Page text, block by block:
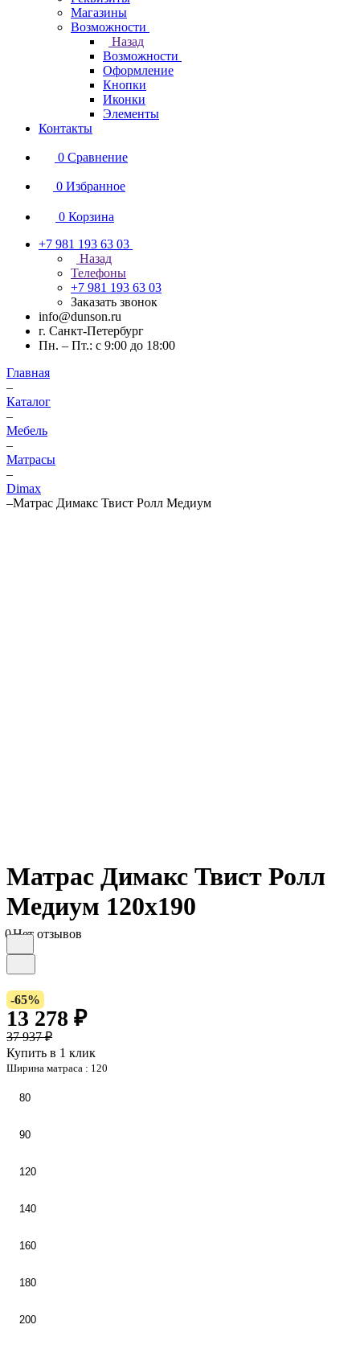
Магазины
Возможности
Назад
Возможности
Оформление
Кнопки
Иконки
Элементы
Контакты
0 Сравнение
0 Избранное
0 Корзина
+7 981 193 63 03
Назад
Телефоны
+7 981 193 63 03
Заказать звонок
info@dunson.ru
г. Санкт-Петербург
Пн. – Пт.: с 9:00 до 18:00
Главная
–
Каталог
–
Мебель
–
Матрасы
–
Dimax
–Матрас Димакс Твист Ролл Медиум
Матрас Димакс Твист Ролл
Медиум 120х190
0Нет отзывов
-65%
13 278 ₽
37 937 ₽
Купить в 1 клик
Ширина матраса : 120
80
90
120
140
160
180
200